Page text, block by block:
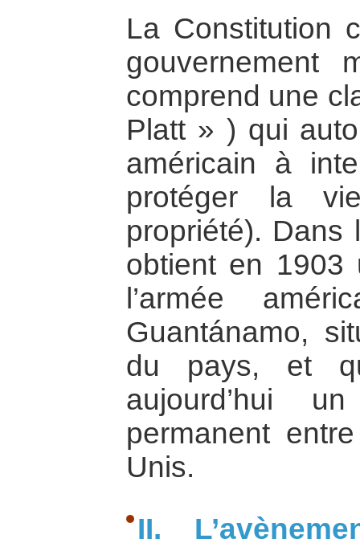
La Constitution
gouvernement
comprend une
Platt » ) qui
américain à
protéger la
propriété). Dans
obtient en 1903
l’armée
Guantánamo,
du pays, et
aujourd’hui
permanent
Unis.
II.